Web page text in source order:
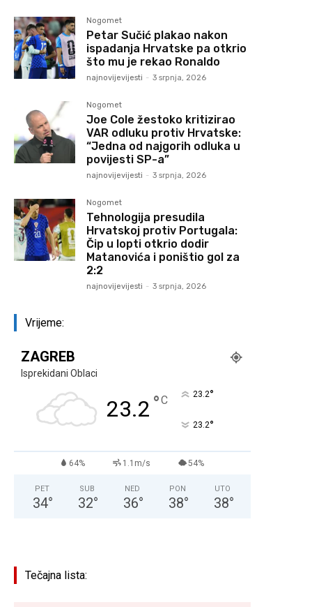
Nogomet
Petar Sučić plakao nakon
ispadanja Hrvatske pa otkrio
što mu je rekao Ronaldo
najnovijevijesti - 3 srpnja, 2026
Nogomet
Joe Cole žestoko kritizirao
VAR odluku protiv Hrvatske:
“Jedna od najgorih odluka u
povijesti SP-a”
najnovijevijesti - 3 srpnja, 2026
Nogomet
Tehnologija presudila
Hrvatskoj protiv Portugala:
Čip u lopti otkrio dodir
Matanovića i poništio gol za
2:2
najnovijevijesti - 3 srpnja, 2026
Vrijeme:
ZAGREB
Isprekidani Oblaci
23.2 °C 23.2°
23.2°
64% 1.1m/s 54%
PET
34°
SUB
32°
NED
36°
PON
38°
UTO
38°
Tečajna lista: